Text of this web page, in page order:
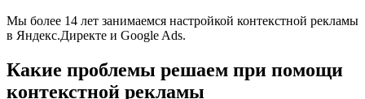
Мы более 14 лет занимаемся настройкой контекстной рекламы
в Яндекс.Директе и Google Ads.
Какие проблемы решаем при помощи
контекстной рекламы